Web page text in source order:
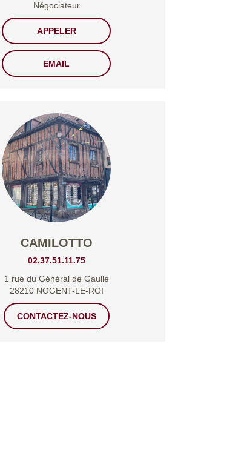
Négociateur
APPELER
EMAIL
CAMILOTTO
02.37.51.11.75
1 rue du Général de Gaulle
28210 NOGENT-LE-ROI
CONTACTEZ-NOUS